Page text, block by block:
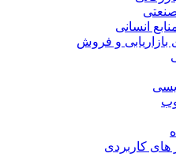
انسانی
بازاریابی و فروش
های کاربردی